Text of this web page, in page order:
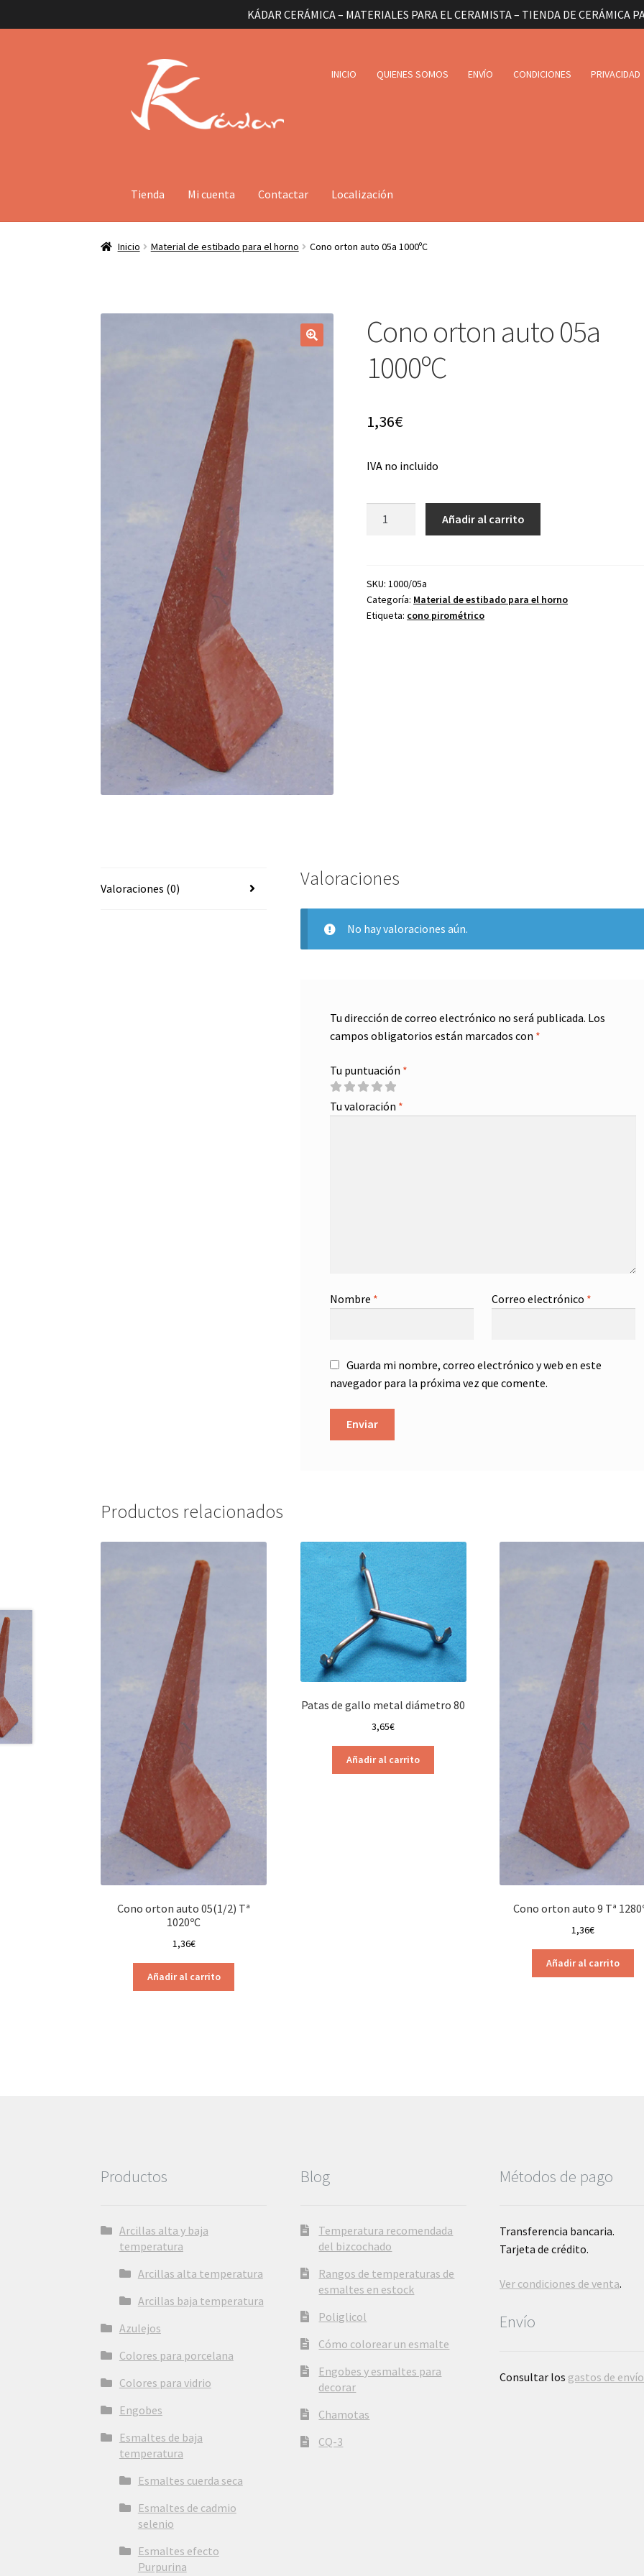
KÁDAR CERÁMICA – MATERIALES PARA EL CERAMISTA – TIENDA DE CERÁMICA
navegación
contenido
INICIO QUIENES SOMOS ENVÍO CONDICIONES PRIVACIDAD
Tienda Mi cuenta Contactar Localización
Inicio Material de estibado para el horno Cono orton auto 05a 1000ºC
Cono orton auto 05a
1000ºC
1,36€
IVA no incluido
1000ºC
cantidad
Añadir al carrito
SKU:1000/05a
Categoría: Material de estibado para el horno
Etiqueta: cono pirométrico
Valoraciones (0) Valoraciones
No hay valoraciones aún.
Tu dirección de correo electrónico no será publicada. Los
campos obligatorios están marcados con *
Tu puntuación *
Tu valoración *
Nombre * Correo electrónico *
Guarda mi nombre, correo electrónico y web en este
navegador para la próxima vez que comente.
Productos relacionados
Cono orton auto 05(1/2) Tª
1020ºC
1,36€
Añadir al carrito
Patas de gallo metal diámetro 80
3,65€
Añadir al carrito
Cono orton auto 9 Tª
1,36€
Añadir al carrito
Productos
Arcillas alta y baja
temperatura
Arcillas alta temperatura
Arcillas baja temperatura
Azulejos
Colores para porcelana
Colores para vidrio
Engobes
Esmaltes de baja
temperatura
Esmaltes cuerda seca
Esmaltes de cadmio
selenio
Esmaltes efecto
Purpurina
Blog
Temperatura recomendada
del bizcochado
Rangos de temperaturas de
esmaltes en estock
Poliglicol
Cómo colorear un esmalte
Engobes y esmaltes para
decorar
Chamotas
CQ-3
Métodos de pago
Transferencia bancaria.
Tarjeta de crédito.
Ver condiciones de venta.
Envío
Consultar los gastos de envío